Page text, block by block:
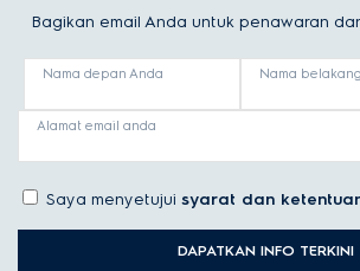
Bagikan email Anda untuk penawaran
Nama depan Anda Nama
Alamat email anda
Saya menyetujui syarat dan
DAPATKAN INFO TERKINI